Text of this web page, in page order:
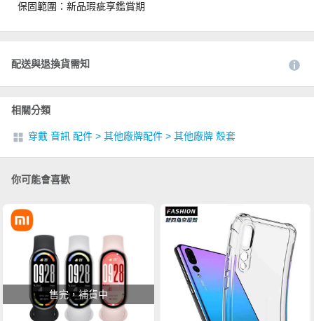
保固範圍：新品瑕疵享鑑賞期
配送與退換貨需知
相關分類
穿戴 音訊 配件 > 其他廠牌配件 > 其他廠牌 殼套
你可能會喜歡
售完，補貨中